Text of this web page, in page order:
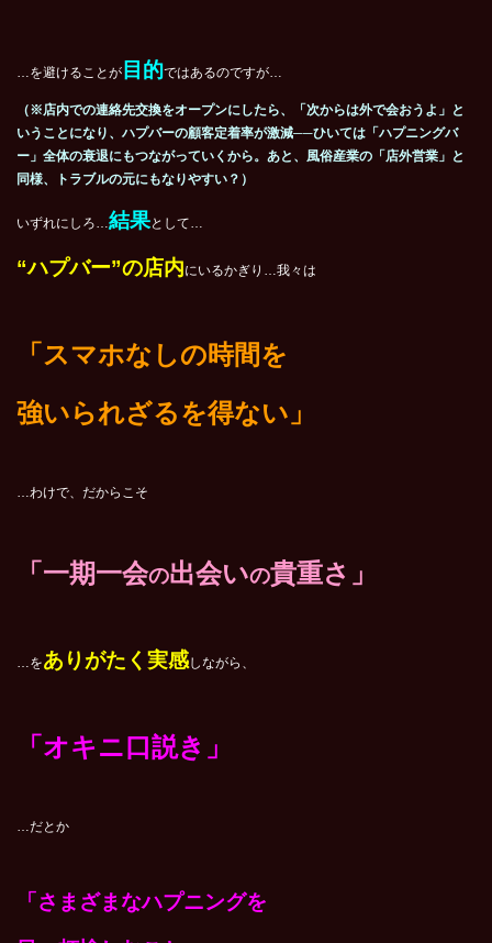
…を避けることが 目的ではあるのですが…
（※店内での連絡先交換をオープンにしたら、「次からは外で会おうよ」と
いうことになり、ハプバーの顧客定着率が激減──ひいては「ハプニングバ
ー」全体の衰退にもつながっていくから。あと、風俗産業の「店外営業」と
同様、トラブルの元にもなりやすい？）
いずれにしろ…結果として…
“ハプバー”の店内にいるかぎり…我々は
「スマホなしの時間を
強いられざるを得ない」
…わけで、だからこそ
「一期一会の出会いの貴重さ」
…をありがたく実感しながら、
「オキニ口説き」
…だとか
「さまざまなハプニングを